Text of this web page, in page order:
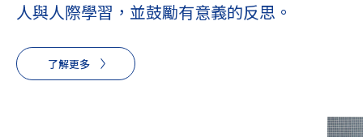
人與人際學習，並鼓勵有意義的反思。
了解更多